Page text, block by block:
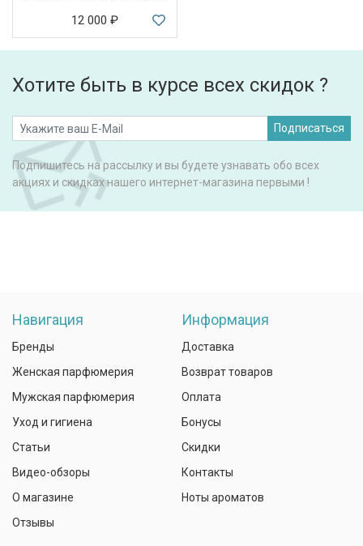
12 000 ₽
Хотите быть в курсе всех скидок ?
Подписаться
Подпишитесь на рассылку и вы будете узнавать обо всех
акциях и скидках нашего интернет-магазина первыми !
Навигация
Бренды
Женская парфюмерия
Мужская парфюмерия
Уход и гигиена
Статьи
Видео-обзоры
О магазине
Отзывы
Информация
Доставка
Возврат товаров
Оплата
Бонусы
Скидки
Контакты
Ноты ароматов